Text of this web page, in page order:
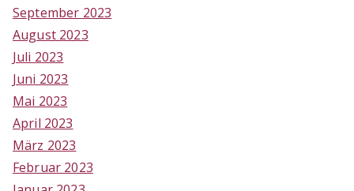
September 2023
August 2023
Juli 2023
Juni 2023
Mai 2023
April 2023
März 2023
Februar 2023